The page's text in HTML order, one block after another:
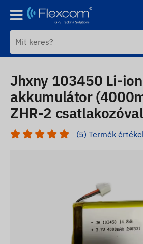
Jhxny 103450 Li-ion
akkumulátor
ZHR-2 csatlakozóval
(5) Termék